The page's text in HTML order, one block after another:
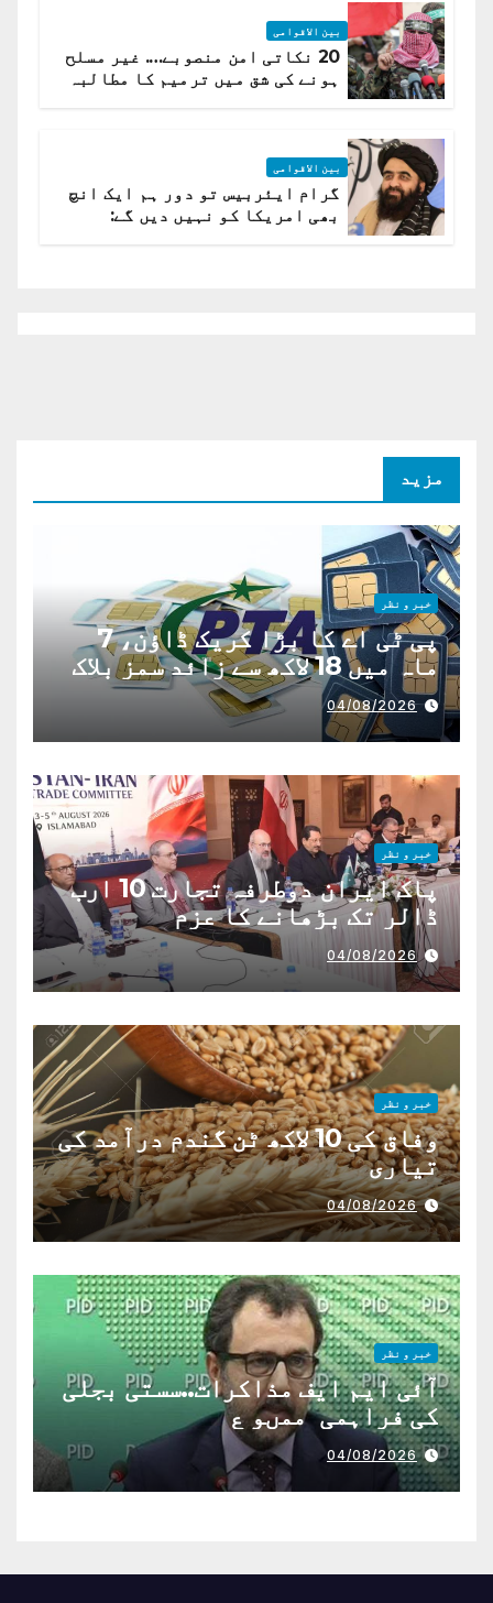
بین الاقوامی
20 نکاتی امن منصوبے…. غیر مسلح
ہونے کی شق میں ترمیم کا مطالبہ
بین الاقوامی
گرام ایئربیس تو دور ہم ایک انچ
بھی امریکا کو نہیں دیں گے:
مزید
خبر و نظر
پی ٹی اے کا بڑا کریک ڈاؤن، 7
ماہ میں 18 لاکھ سے زائد سمز بلاک
04/08/2026
خبر و نظر
پاک ایران دوطرفہ تجارت 10 ارب
ڈالر تک بڑھانے کا عزم
04/08/2026
خبر و نظر
وفاق کی 10 لاکھ ٹن گندم درآمد کی
تیاری
04/08/2026
خبر و نظر
آئی ایم ایف مذاکرات..سستی بجلی
کی فراہمی ممںو ع
04/08/2026